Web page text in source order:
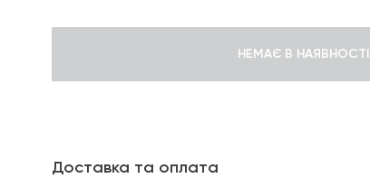
НЕМАЄ В НАЯВНОСТІ
Доставка та оплата